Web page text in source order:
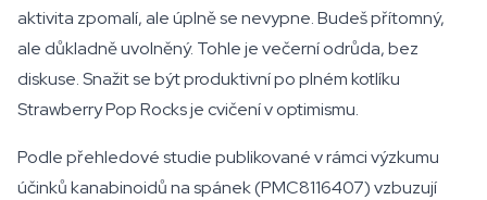
aktivita zpomalí, ale úplně se nevypne. Budeš přítomný,
ale důkladně uvolněný. Tohle je večerní odrůda, bez
diskuse. Snažit se být produktivní po plném kotlíku
Strawberry Pop Rocks je cvičení v optimismu.
Podle přehledové studie publikované v rámci výzkumu
účinků kanabinoidů na spánek (PMC8116407) vzbuzují